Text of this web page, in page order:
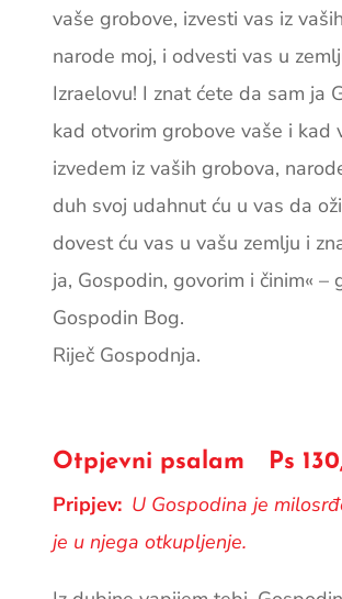
vaše grobove, izvesti vas iz
narode moj, i odvesti vas u
Izraelovu! I znat ćete da sam ja
kad otvorim grobove vaše i kad
izvedem iz vaših grobova,
duh svoj udahnut ću u vas da
dovest ću vas u vašu zemlju i
ja, Gospodin, govorim i činim« –
Gospodin Bog.
Riječ Gospodnja.
Otpjevni psalam Ps
Pripjev: U Gospodina je
je u njega otkupljenje.